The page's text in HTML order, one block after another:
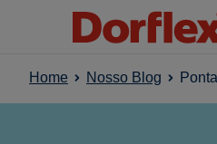
Home Nosso Blog